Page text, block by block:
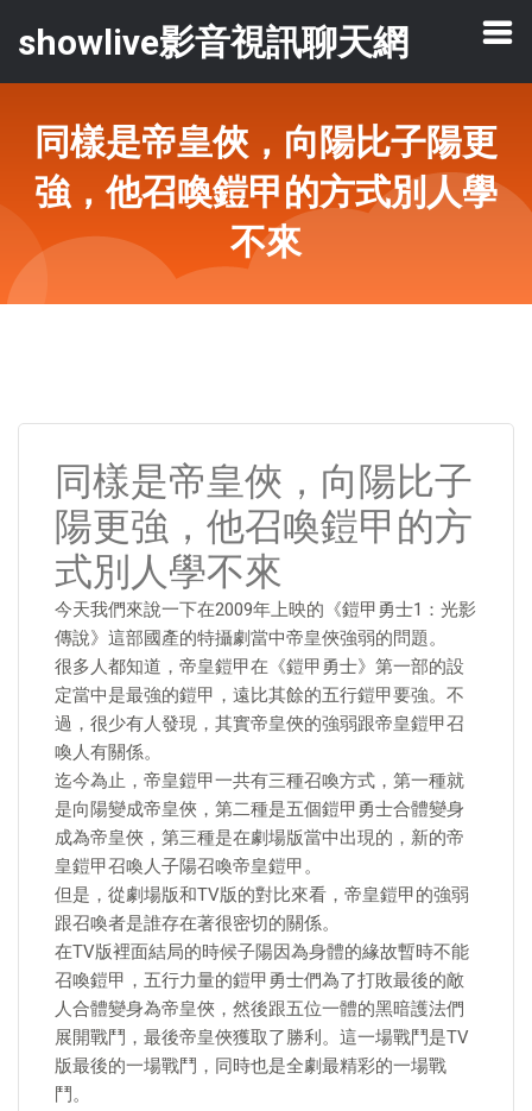
showlive影音視訊聊天網
同樣是帝皇俠，向陽比子陽更
強，他召喚鎧甲的方式別人學
不來
同樣是帝皇俠，向陽比子
陽更強，他召喚鎧甲的方
式別人學不來
今天我們來說一下在2009年上映的《鎧甲勇士1：光影
傳說》這部國產的特攝劇當中帝皇俠強弱的問題。
很多人都知道，帝皇鎧甲在《鎧甲勇士》第一部的設
定當中是最強的鎧甲，遠比其餘的五行鎧甲要強。不
過，很少有人發現，其實帝皇俠的強弱跟帝皇鎧甲召
喚人有關係。
迄今為止，帝皇鎧甲一共有三種召喚方式，第一種就
是向陽變成帝皇俠，第二種是五個鎧甲勇士合體變身
成為帝皇俠，第三種是在劇場版當中出現的，新的帝
皇鎧甲召喚人子陽召喚帝皇鎧甲。
但是，從劇場版和TV版的對比來看，帝皇鎧甲的強弱
跟召喚者是誰存在著很密切的關係。
在TV版裡面結局的時候子陽因為身體的緣故暫時不能
召喚鎧甲，五行力量的鎧甲勇士們為了打敗最後的敵
人合體變身為帝皇俠，然後跟五位一體的黑暗護法們
展開戰鬥，最後帝皇俠獲取了勝利。這一場戰鬥是TV
版最後的一場戰鬥，同時也是全劇最精彩的一場戰
鬥。